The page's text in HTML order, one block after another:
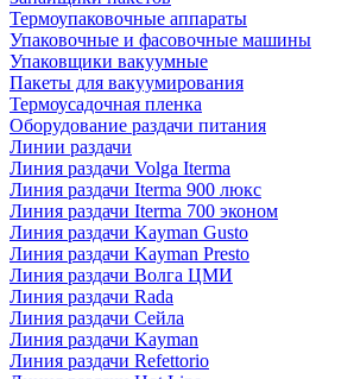
Термоупаковочные аппараты
Упаковочные и фасовочные машины
Упаковщики вакуумные
Пакеты для вакуумирования
Термоусадочная пленка
Оборудование раздачи питания
Линии раздачи
Линия раздачи Volga Iterma
Линия раздачи Iterma 900 люкс
Линия раздачи Iterma 700 эконом
Линия раздачи Kayman Gusto
Линия раздачи Kayman Presto
Линия раздачи Волга ЦМИ
Линия раздачи Rada
Линия раздачи Сейла
Линия раздачи Kayman
Линия раздачи Refettorio